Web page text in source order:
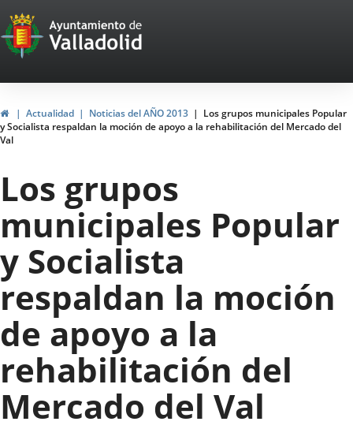
Portal
Web
del
Ayuntamiento
de
Valladolid
HomeActualidad Noticias del AÑO 2013
Los grupos municipales Popular
y Socialista respaldan la moción de apoyo a la rehabilitación del Mercado del
Val
Los grupos
municipales Popular
y Socialista
respaldan la moción
de apoyo a la
rehabilitación del
Mercado del Val